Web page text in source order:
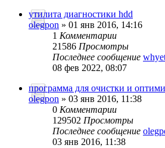
утилита диагностики hdd
olegpon » 01 янв 2016, 14:16
1 Комментарии
21586 Просмотры
Последнее сообщение
08 фев 2022, 08:07
программа для очистки и
olegpon » 03 янв 2016, 11:38
0 Комментарии
129502 Просмотры
Последнее сообщение
03 янв 2016, 11:38